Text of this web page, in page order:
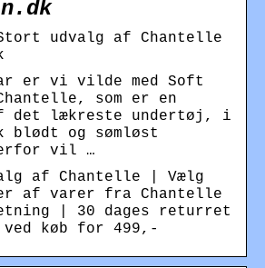
udvalg af Chantelle
er vi vilde med Soft
som er en
det lækreste undertøj, i
og sømløst
vil …
af Chantelle | Vælg
af varer fra Chantelle
| 30 dages returret
køb for 499,-